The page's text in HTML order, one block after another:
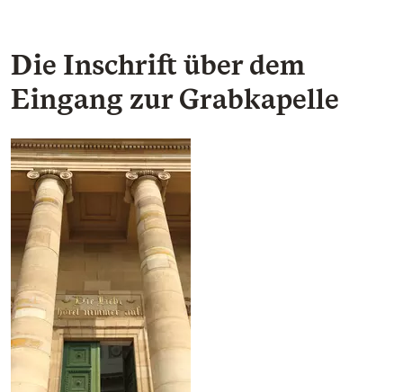
Die Inschrift über dem
Eingang zur Grabkapelle